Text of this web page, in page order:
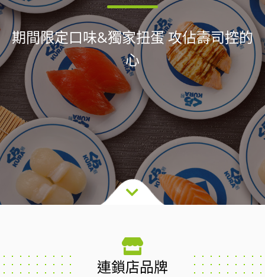
期間限定口味&獨家扭蛋 攻佔壽司控的
心
連鎖店品牌